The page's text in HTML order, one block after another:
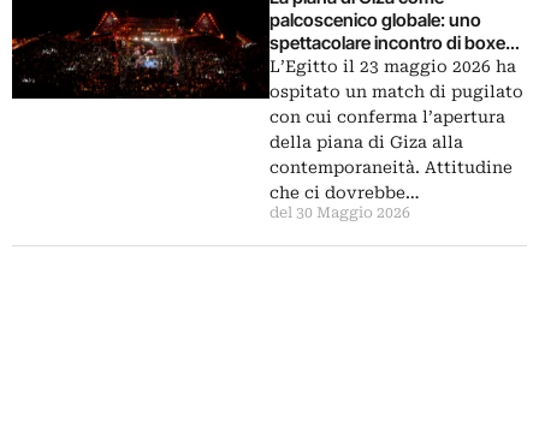
palcoscenico globale: uno
spettacolare incontro di boxe
nell’area archeologica
L’Egitto il 23 maggio 2026 ha
ospitato un match di pugilato
con cui conferma l’apertura
della piana di Giza alla
contemporaneità. Attitudine
che ci dovrebbe…
del 30 Maggio 2026